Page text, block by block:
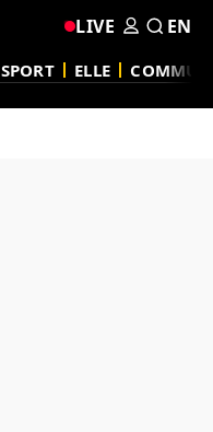
SPORT ELLE
LIVE EN